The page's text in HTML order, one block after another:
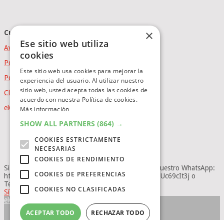
Cumplimiento Normativo
Aviso Legal
Política de Privacidad
Política de Cookies
Clausula de afiliación
elCatalejo Copyright © 2026.
BLOG
OFERTAS INTERNACIONLES
OFERTAS LEGO
Si no quieres perderte ninguna novedad, únete a nuestro WhatsApp:
https://whatsapp.com/channel/0029Va8BRdy9cDDUc69cIt3j o
Telegram: https://t.me/elcatalejo
Síguenos
elCatalejo
INICIO
×
Ese sitio web utiliza
cookies
Este sitio web usa cookies para mejorar la
experiencia del usuario. Al utilizar nuestro
sitio web, usted acepta todas las cookies de
acuerdo con nuestra Política de cookies.
Más información
SHOW ALL PARTNERS (864) →
COOKIES ESTRICTAMENTE
NECESARIAS
COOKIES DE RENDIMIENTO
COOKIES DE PREFERENCIAS
COOKIES NO CLASIFICADAS
ACEPTAR TODO RECHAZAR TODO